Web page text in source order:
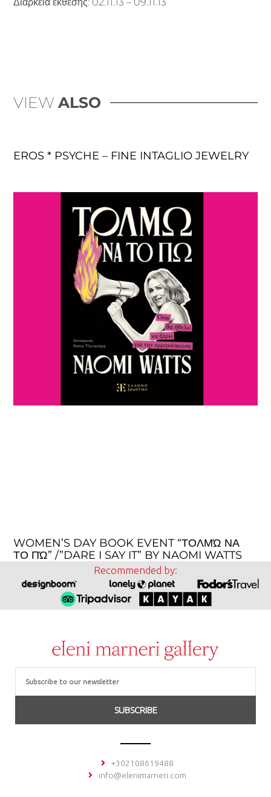
VIEWALSO
EROS * PSYCHE – FINE INTAGLIO JEWELRY
WOMEN’S DAY BOOK EVENT “ΤΟΛΜΏ ΝΑ
ΤΟ ΠΏ” /”DARE I SAY IT” BY NAOMI WATTS
Recommended by:
SUBSCRIBE
+302108619488
info@elenimarneri.com